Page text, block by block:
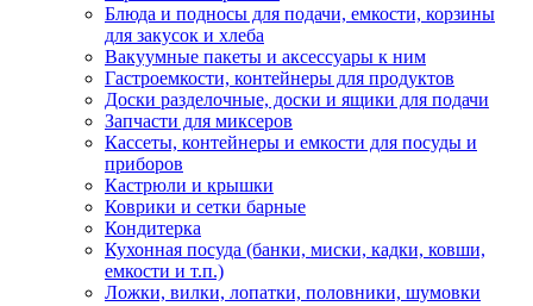
Блюда и подносы для подачи, емкости, корзины
для закусок и хлеба
Вакуумные пакеты и аксессуары к ним
Гастроемкости, контейнеры для продуктов
Доски разделочные, доски и ящики для подачи
Запчасти для миксеров
Кассеты, контейнеры и емкости для посуды и
приборов
Кастрюли и крышки
Коврики и сетки барные
Кондитерка
Кухонная посуда (банки, миски, кадки, ковши,
емкости и т.п.)
Ложки, вилки, лопатки, половники, шумовки